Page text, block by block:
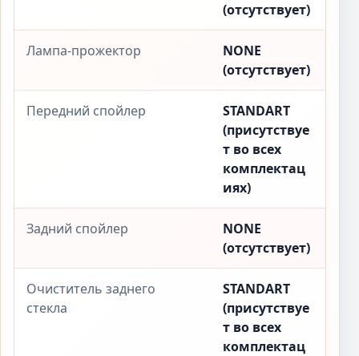
(отсутствует)
Лампа-прожектор
NONE
(отсутствует)
Передний спойлер
STANDART
(присутствуе
т во всех
комплектац
иях)
Задний спойлер
NONE
(отсутствует)
Очиститель заднего
стекла
STANDART
(присутствуе
т во всех
комплектац